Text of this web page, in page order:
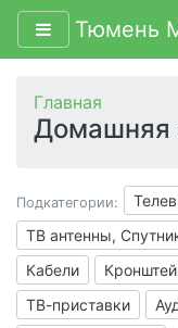
Тюмень
Главная
Домашняя
Подкатегории:
ТВ антенны,
Кабели
ТВ-приставки